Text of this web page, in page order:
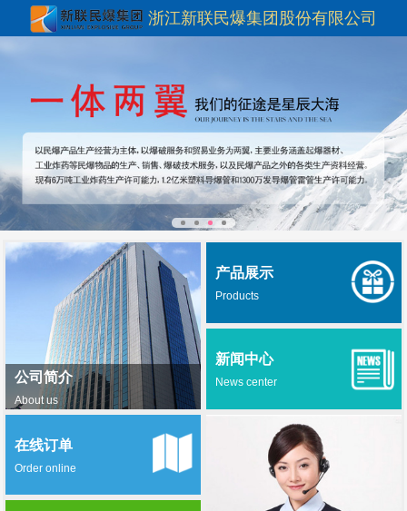
浙江新联民爆集团股份有限公司
公司简介
About us
产品展示
Products
新闻中心
News center
在线订单
Order online